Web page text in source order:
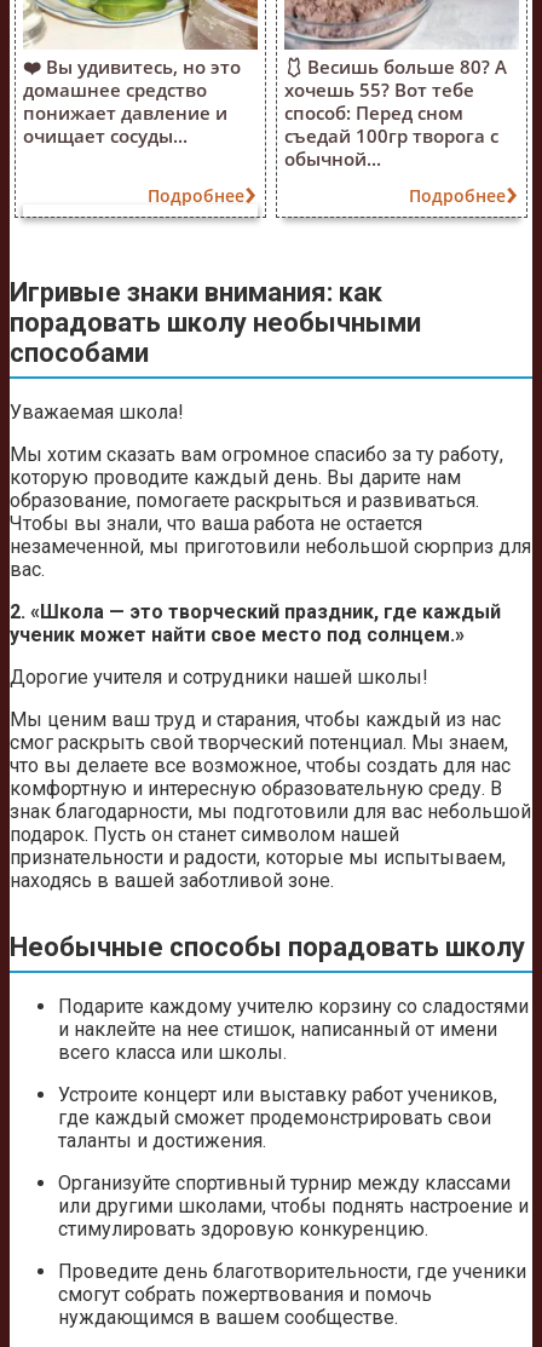
❤️ Вы удивитесь, но это
домашнее средство
понижает давление и
очищает сосуды...
Подробнее
🩱 Весишь больше 80? А
хочешь 55? Вот тебе
способ: Перед сном
съедай 100гр творога с
обычной...
Подробнее
Игривые знаки внимания: как
порадовать школу необычными
способами
Уважаемая школа!
Мы хотим сказать вам огромное спасибо за ту работу,
которую проводите каждый день. Вы дарите нам
образование, помогаете раскрыться и развиваться.
Чтобы вы знали, что ваша работа не остается
незамеченной, мы приготовили небольшой сюрприз для
вас.
2. «Школа — это творческий праздник, где каждый
ученик может найти свое место под солнцем.»
Дорогие учителя и сотрудники нашей школы!
Мы ценим ваш труд и старания, чтобы каждый из нас
смог раскрыть свой творческий потенциал. Мы знаем,
что вы делаете все возможное, чтобы создать для нас
комфортную и интересную образовательную среду. В
знак благодарности, мы подготовили для вас небольшой
подарок. Пусть он станет символом нашей
признательности и радости, которые мы испытываем,
находясь в вашей заботливой зоне.
Необычные способы порадовать школу
Подарите каждому учителю корзину со сладостями
и наклейте на нее стишок, написанный от имени
всего класса или школы.
Устроите концерт или выставку работ учеников,
где каждый сможет продемонстрировать свои
таланты и достижения.
Организуйте спортивный турнир между классами
или другими школами, чтобы поднять настроение и
стимулировать здоровую конкуренцию.
Проведите день благотворительности, где ученики
смогут собрать пожертвования и помочь
нуждающимся в вашем сообществе.